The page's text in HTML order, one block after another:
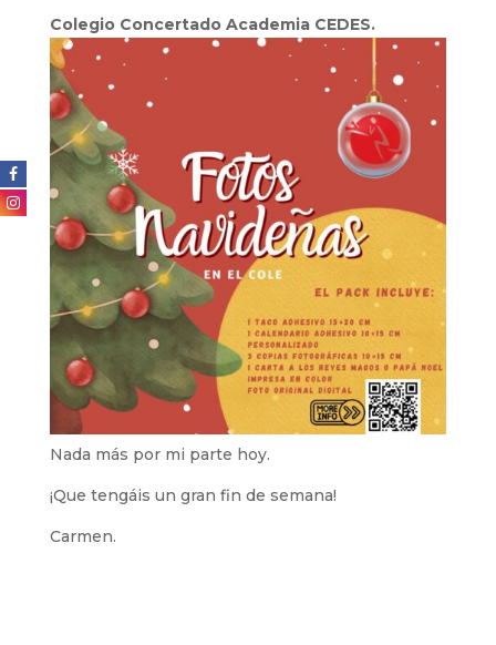
Colegio Concertado Academia CEDES.
Nada más por mi parte hoy.
¡Que tengáis un gran fin de semana!
Carmen.